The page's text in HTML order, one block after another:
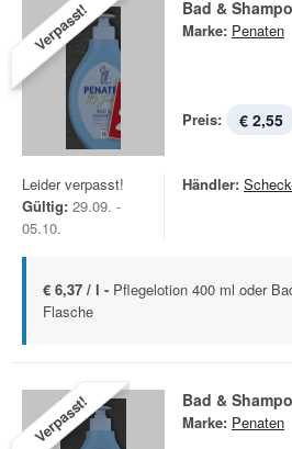
Verpasst! Bad &
Marke: Penaten
Preis: € 2,55
Leider verpasst!
Gültig: 29.09. -
05.10.
Händler:
€ 6,37 / l - Pflegelotion 400 ml oder
Flasche
Verpasst! Bad &
Marke: Penaten